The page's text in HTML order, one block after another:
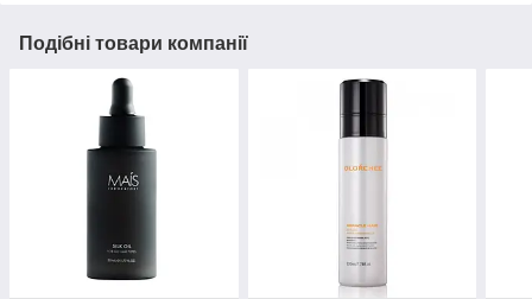
Подібні товари компанії